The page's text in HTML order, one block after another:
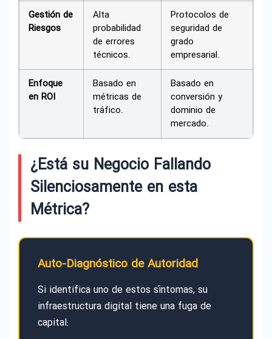
Gestión de
Riesgos
Alta
probabilidad
de errores
técnicos.
Protocolos de
seguridad de
grado
empresarial.
Enfoque
en ROI
Basado en
métricas de
tráfico.
Basado en
conversión y
dominio de
mercado.
¿Está su Negocio Fallando
Silenciosamente en esta
Métrica?
Auto-Diagnóstico de Autoridad
Si identifica uno de estos síntomas, su
infraestructura digital tiene una fuga de
capital: